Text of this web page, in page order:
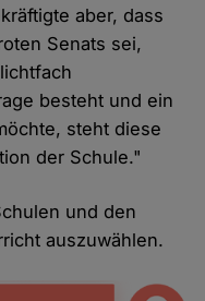
aber, dass
Senats sei,
besteht und ein
steht diese
der Schule."
und den
auszuwählen.